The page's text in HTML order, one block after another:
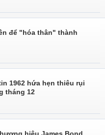
để "hóa thân" thành
1962 hứa hẹn thiêu rụi
tháng 12